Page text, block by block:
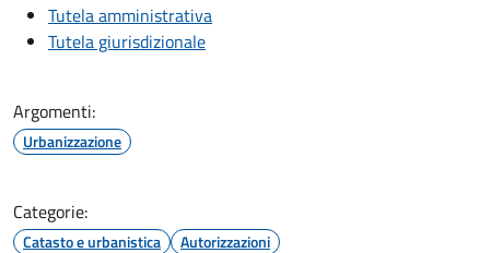
Tutela amministrativa
Tutela giurisdizionale
Argomenti:
Urbanizzazione
Categorie:
Catasto e urbanistica Autorizzazioni